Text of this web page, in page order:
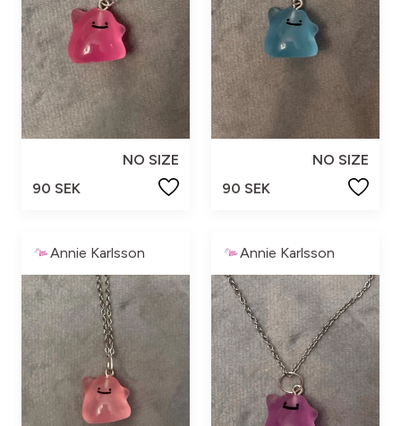
NO SIZE
90 SEK
NO SIZE
90 SEK
Annie Karlsson Annie Karlsson